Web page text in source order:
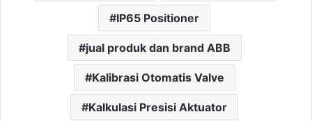
IP65 Positioner
jual produk dan brand ABB
Kalibrasi Otomatis Valve
Kalkulasi Presisi Aktuator